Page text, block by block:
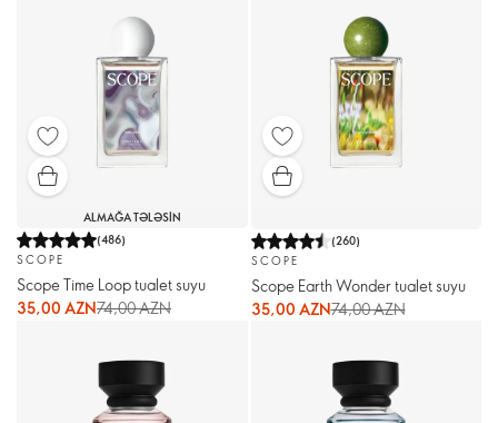
ALMAĞA TƏLƏSIN
(486)
SCOPE
Scope Time Loop tualet suyu
35,00 AZN74,00 AZN
(260)
SCOPE
Scope Earth Wonder tualet suyu
35,00 AZN74,00 AZN